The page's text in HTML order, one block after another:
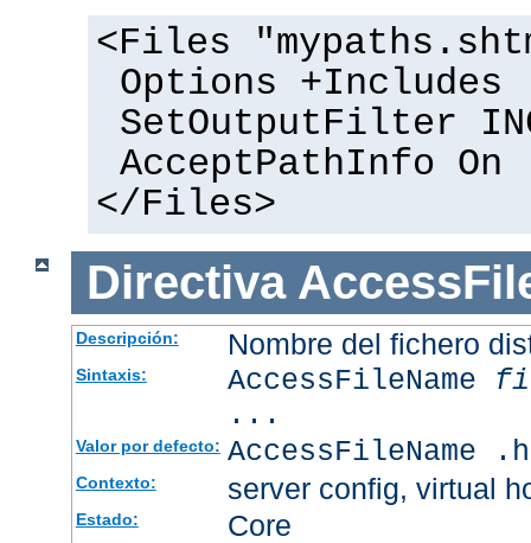
<Files
Options +Includes
SetOutputFilter
AcceptPathInfo On
</Files>
Directiva
Descripción: Nombre del fichero
Sintaxis: AccessFileName
...
Valor por defecto: AccessFileName
Contexto: server config, virtual
Estado: Core